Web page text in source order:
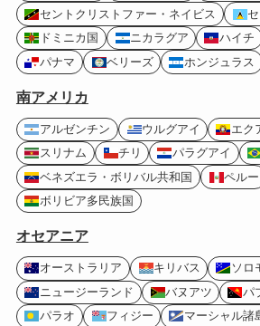
セントクリストファー・ネイビス
ドミニカ国
ニカラグア ハイチ
パナマ
ベリーズ ホンジュラス
南アメリカ
アルゼンチン ウルグアイ エク
スリナム
チリ パラグアイ
ベネズエラ・ボリバル共和国
ペルー
ボリビア多民族国
オセアニア
オーストラリア キリバス
ソロ
ニュージーランド
バヌアツ
パ
パラオ
フィジー
マーシャル諸